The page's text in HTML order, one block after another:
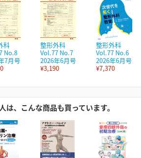
科
No.8
7月号
整形外科
Vol.77 No.7
2026年6月号
¥3,190
整形外科
Vol.77 No.6
2026年6月号
¥7,370
は、こんな商品も買っています。